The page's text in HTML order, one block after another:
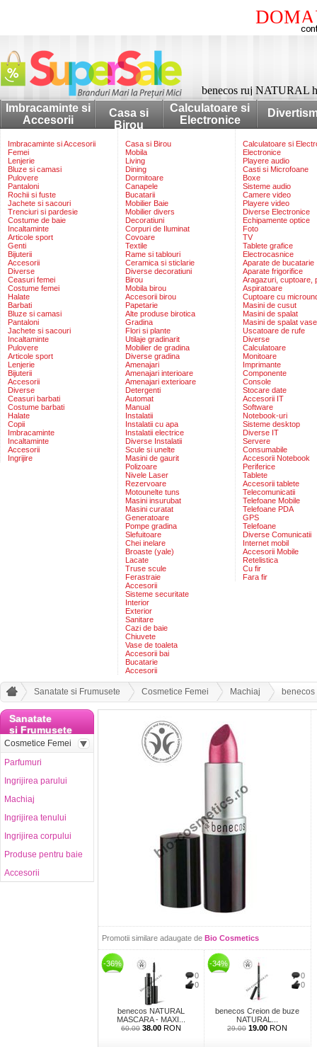
benecos ruj NATURAL
Imbracaminte si
Accesorii
Casa si
Birou
Calculatoare si
Electronice
Imbracaminte si Accesorii
Femei
Lenjerie
Bluze si camasi
Pulovere
Pantaloni
Rochii si fuste
Jachete si sacouri
Trenciuri si pardesie
Costume de baie
Incaltaminte
Articole sport
Genti
Bijuterii
Accesorii
Diverse
Ceasuri femei
Costume femei
Halate
Barbati
Bluze si camasi
Pantaloni
Jachete si sacouri
Incaltaminte
Pulovere
Articole sport
Lenjerie
Bijuterii
Accesorii
Diverse
Ceasuri barbati
Costume barbati
Halate
Copii
Imbracaminte
Incaltaminte
Accesorii
Ingrijire
Casa si Birou
Mobila
Living
Dining
Dormitoare
Canapele
Bucatarii
Mobilier Baie
Mobilier divers
Decoratiuni
Corpuri de Iluminat
Covoare
Textile
Rame si tablouri
Ceramica si sticlarie
Diverse decoratiuni
Birou
Mobila birou
Accesorii birou
Papetarie
Alte produse birotica
Gradina
Flori si plante
Utilaje gradinarit
Mobilier de gradina
Diverse gradina
Amenajari
Amenajari interioare
Amenajari exterioare
Detergenti
Automat
Manual
Instalatii
Instalatii cu apa
Instalatii electrice
Diverse Instalatii
Scule si unelte
Masini de gaurit
Polizoare
Nivele Laser
Rezervoare
Motounelte tuns
Masini insurubat
Masini curatat
Generatoare
Pompe gradina
Slefuitoare
Chei inelare
Broaste (yale)
Lacate
Truse scule
Ferastraie
Accesorii
Sisteme securitate
Interior
Exterior
Sanitare
Cazi de baie
Chiuvete
Vase de toaleta
Accesorii bai
Bucatarie
Accesorii
Calculatoare si
Electronice
Playere audio
Casti si Microfoane
Boxe
Sisteme audio
Camere video
Playere video
Diverse Electronice
Echipamente optice
Foto
TV
Tablete grafice
Electrocasnice
Aparate de bucatarie
Aparate frigorifice
Aragazuri, cuptoare,
Aspiratoare
Cuptoare cu
Masini de cusut
Masini de spalat
Masini de spalat vase
Uscatoare de rufe
Diverse
Calculatoare
Monitoare
Imprimante
Componente
Console
Stocare date
Accesorii IT
Software
Notebook-uri
Sisteme desktop
Diverse IT
Servere
Consumabile
Accesorii Notebook
Periferice
Tablete
Accesorii tablete
Telecomunicatii
Telefoane Mobile
Telefoane PDA
GPS
Telefoane
Diverse Comunicatii
Internet mobil
Accesorii Mobile
Retelistica
Cu fir
Fara fir
Sanatate si Frumusete Cosmetice Femei Machiaj benecos
Promotii similare adaugate de Bio Cosmetics
-36%
0
0
benecos NATURAL
MASCARA - MAXI...
60.00 38.00 RON
-34%
0
0
benecos Creion de buze
NATURAL...
29.00 19.00 RON
Sanatate
si Frumusete
Cosmetice Femei
Parfumuri
Ingrijirea parului
Machiaj
Ingrijirea tenului
Ingrijirea corpului
Produse pentru baie
Accesorii